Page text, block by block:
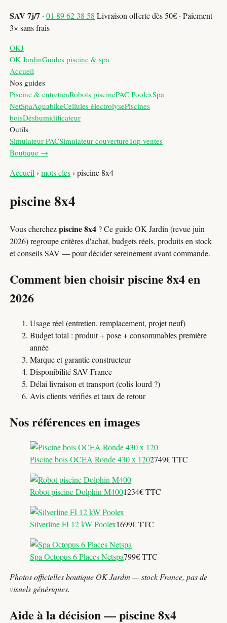
SAV 7j/7 ·01 89 62 38 58 Livraison offerte dès 50€ · Paiement
3× sans frais
OKJ
OK JardinGuides piscine & spa
Accueil
Nos guides
Piscine & entretienRobots piscinePAC PoolexSpa
NetSpaAquabikeCellules électrolysePiscines
boisDéshumidificateur
Outils
Simulateur PACSimulateur couvertureTop ventes
Boutique →
Accueil ›mots cles›piscine 8x4
piscine 8x4
Vous cherchezpiscine 8x4 ? Ce guide OK Jardin (revue juin
2026) regroupe critères d'achat, budgets réels, produits en stock
et conseils SAV — pour décider sereinement avant commande.
Comment bien choisir piscine 8x4 en
2026
Usage réel (entretien, remplacement, projet neuf)
Budget total : produit + pose + consommables première
année
Marque et garantie constructeur
Disponibilité SAV France
Délai livraison et transport (colis lourd ?)
Avis clients vérifiés et taux de retour
Nos références en images
Piscine bois OCEA Ronde 430 x 1202749€ TTC
Robot piscine Dolphin M4001234€ TTC
Silverline FI 12 kW Poolex1699€ TTC
Spa Octopus 6 Places Netspa799€ TTC
Photos officielles boutique OK Jardin — stock France, pas de
visuels génériques.
Aide à la décision — piscine 8x4